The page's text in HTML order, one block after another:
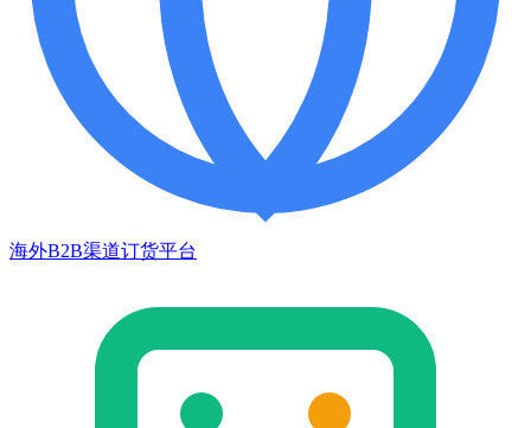
海外B2B渠道订货平台